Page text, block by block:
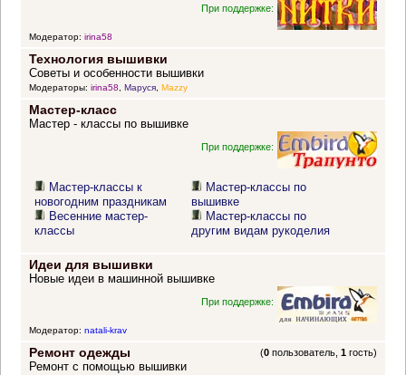
При поддержке:
Модератор: irina58
Технология вышивки
Советы и особенности вышивки
Модераторы: irina58, Маруся, Mazzy
Мастер-класс
Мастер - классы по вышивке
При поддержке:
Мастер-классы к
новогодним праздникам
Весенние мастер-
классы
Мастер-классы по
вышивке
Мастер-классы по
другим видам рукоделия
Идеи для вышивки
Новые идеи в машинной вышивке
При поддержке:
Модератор: natali-krav
Ремонт одежды (0 пользователь,1 гость)
Ремонт с помощью вышивки